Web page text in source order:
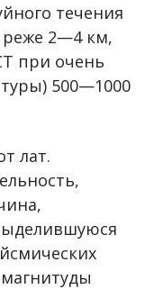
течения
реже 2—4 км,
при очень
500—1000
лат.